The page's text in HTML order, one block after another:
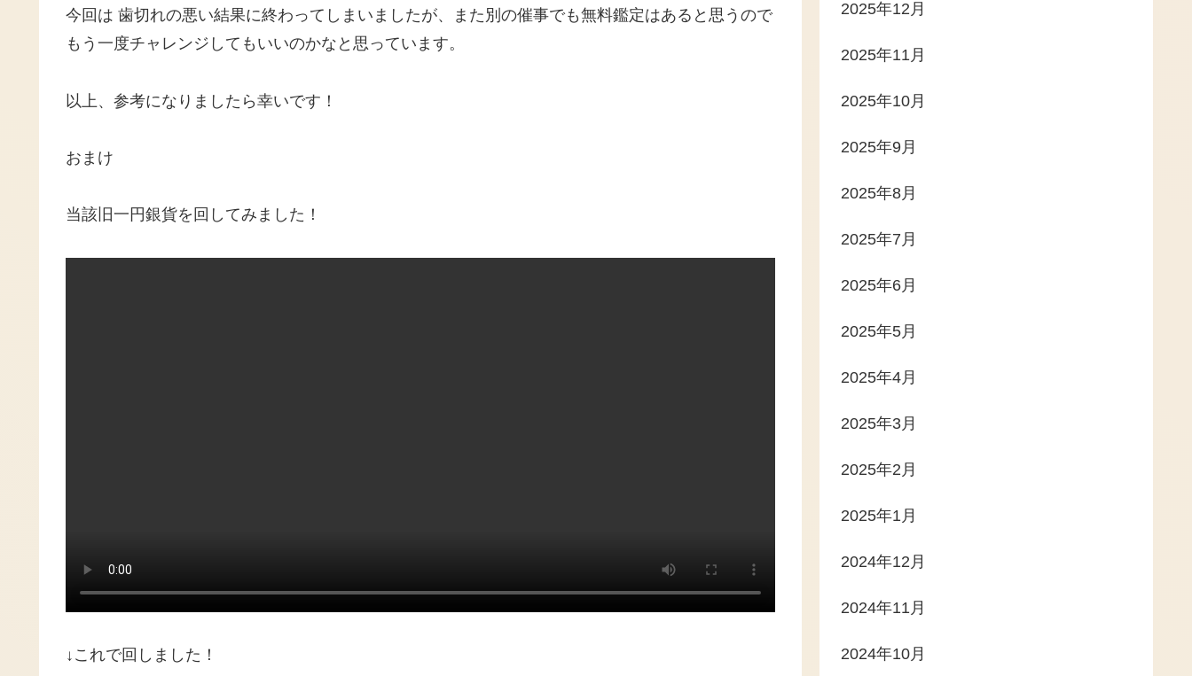
今回は 歯切れの悪い結果に終わってしまいましたが、また別の催事でも無料鑑定はあると思うので
もう一度チャレンジしてもいいのかなと思っています。
以上、参考になりましたら幸いです！
おまけ
当該旧一円銀貨を回してみました！
↓これで回しました！
2025年12月
2025年11月
2025年10月
2025年9月
2025年8月
2025年7月
2025年6月
2025年5月
2025年4月
2025年3月
2025年2月
2025年1月
2024年12月
2024年11月
2024年10月